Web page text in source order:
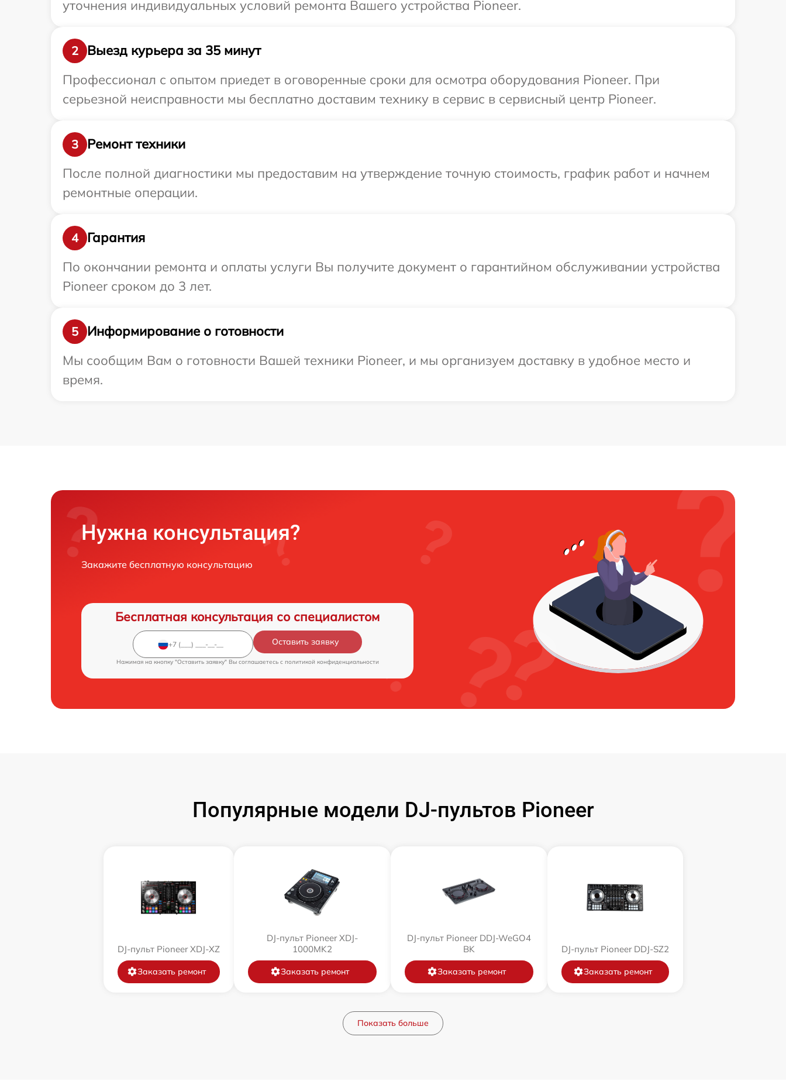
уточнения индивидуальных условий ремонта Вашего устройства Pioneer.
2
Выезд курьера за 35 минут
Профессионал с опытом приедет в оговоренные сроки для осмотра оборудования Pioneer. При
серьезной неисправности мы бесплатно доставим технику в сервис в сервисный центр Pioneer.
3
Ремонт техники
После полной диагностики мы предоставим на утверждение точную стоимость, график работ и начнем
ремонтные операции.
4
Гарантия
По окончании ремонта и оплаты услуги Вы получите документ о гарантийном обслуживании устройства
Pioneer сроком до 3 лет.
5
Информирование о готовности
Мы сообщим Вам о готовности Вашей техники Pioneer, и мы организуем доставку в удобное место и
время.
Нужна консультация?
Закажите бесплатную консультацию
Бесплатная консультация со специалистом
Оставить заявку
Нажимая на кнопку "Оставить заявку" Вы соглашаетесь c политикой конфиденциальности
Популярные модели DJ-пультов Pioneer
DJ-пульт Pioneer XDJ-XZ
Заказать ремонт
DJ-пульт Pioneer XDJ-
1000MK2
Заказать ремонт
DJ-пульт Pioneer DDJ-WeGO4
BK
Заказать ремонт
DJ-пульт Pioneer DDJ-SZ2
Заказать ремонт
Показать больше